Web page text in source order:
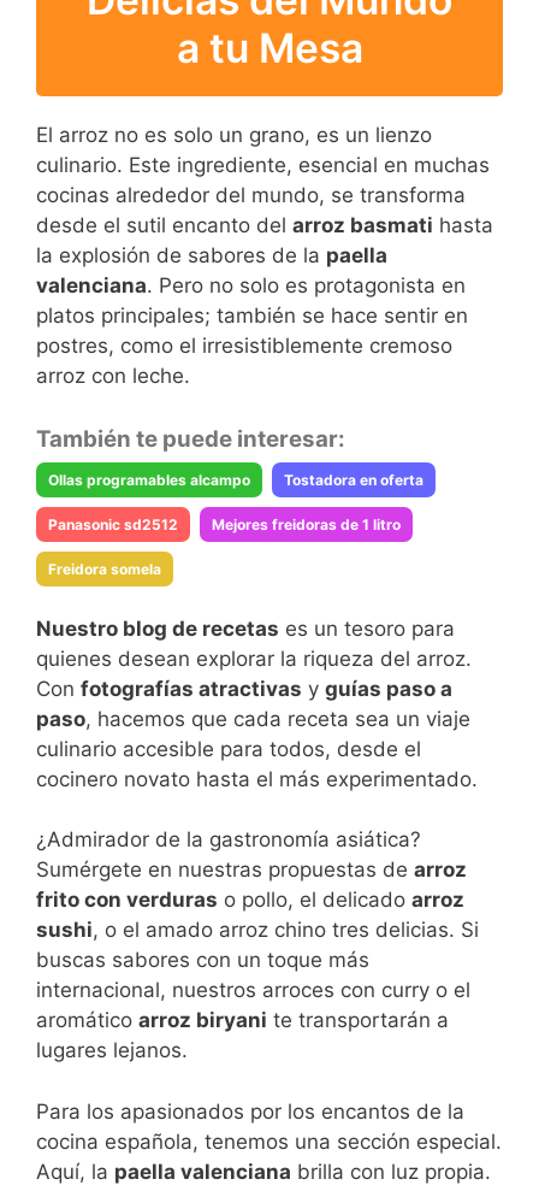
a tu Mesa
El arroz no es solo un grano, es un lienzo
culinario. Este ingrediente, esencial en muchas
cocinas alrededor del mundo, se transforma
desde el sutil encanto del arroz basmati hasta
la explosión de sabores de la paella
valenciana. Pero no solo es protagonista en
platos principales; también se hace sentir en
postres, como el irresistiblemente cremoso
arroz con leche.
También te puede interesar:
Ollas programables alcampo Tostadora en oferta
Panasonic sd2512 Mejores freidoras de 1 litro
Freidora somela
Nuestro blog de recetas es un tesoro para
quienes desean explorar la riqueza del arroz.
Con fotografías atractivas y guías paso a
paso, hacemos que cada receta sea un viaje
culinario accesible para todos, desde el
cocinero novato hasta el más experimentado.
¿Admirador de la gastronomía asiática?
Sumérgete en nuestras propuestas de arroz
frito con verduras o pollo, el delicado arroz
sushi, o el amado arroz chino tres delicias. Si
buscas sabores con un toque más
internacional, nuestros arroces con curry o el
aromático arroz biryani te transportarán a
lugares lejanos.
Para los apasionados por los encantos de la
cocina española, tenemos una sección especial.
Aquí, la paella valenciana brilla con luz propia.